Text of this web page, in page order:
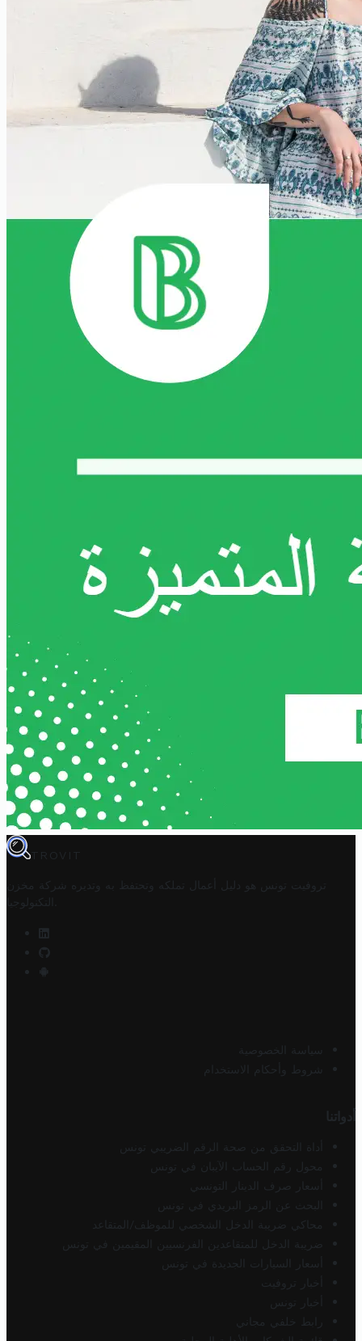
TROVIT
تروفيت تونس هو دليل أعمال تملكه وتحتفظ به وتديره
شركة مخزن
التكنولوجيا
سياسة الخصوصية
شروط وأحكام الاستخدام
أدواتنا
أداة التحقق من صحة الرقم الضريبي تونس
محول رقم الحساب الآيبان في تونس
أسعار صرف الدينار التونسي
البحث عن الرمز البريدي في تونس
محاكي ضريبة الدخل الشخصي للموظف/المتقاعد
ضريبة الدخل للمتقاعدين الفرنسيين المقيمين في تونس
أسعار السيارات الجديدة في تونس
أخبار تروفيت
أخبار تونس
رابط خلفي مجاني